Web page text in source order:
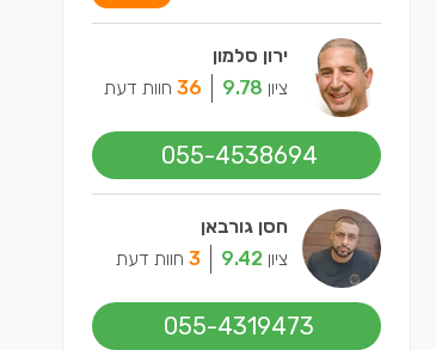
ירון סלמון
ציון 9.78
36 חוות דעת
055-4538694
חסן גורבאן
ציון 9.42
3 חוות דעת
055-4319473